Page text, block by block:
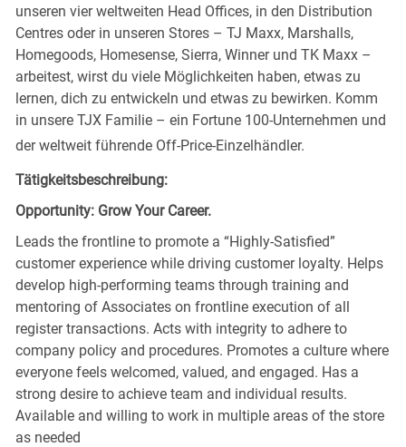
unseren vier weltweiten Head Offices, in den Distribution
Centres oder in unseren Stores – TJ Maxx, Marshalls,
Homegoods, Homesense, Sierra, Winner und TK Maxx –
arbeitest, wirst du viele Möglichkeiten haben, etwas zu
lernen, dich zu entwickeln und etwas zu bewirken. Komm
in unsere TJX Familie – ein Fortune 100-Unternehmen und
der weltweit führende Off-Price-Einzelhändler.
Tätigkeitsbeschreibung:
Opportunity: Grow Your Career.
Leads the frontline to promote a “Highly-Satisfied”
customer experience while driving customer loyalty. Helps
develop high-performing teams through training and
mentoring of Associates on frontline execution of all
register transactions. Acts with integrity to adhere to
company policy and procedures. Promotes a culture where
everyone feels welcomed, valued, and engaged. Has a
strong desire to achieve team and individual results.
Available and willing to work in multiple areas of the store
as needed